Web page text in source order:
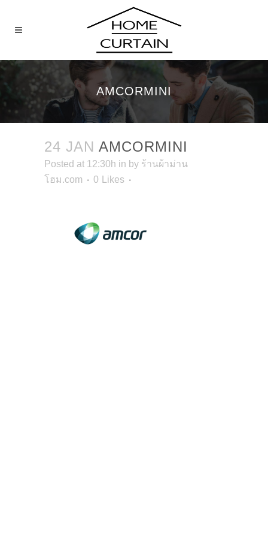
AMCORMINI
24 JAN AMCORMINI
Posted at 12:30h in by ร้านผ้าม่าน
โฮม.com
0 Likes